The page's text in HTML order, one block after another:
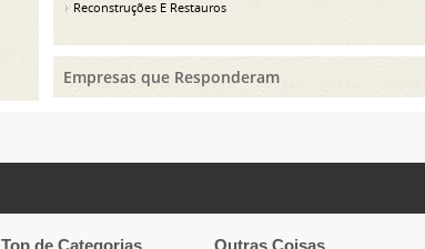
Reconstruções E Restauros
Empresas que Responderam
Top de Categorias Outras Coisas